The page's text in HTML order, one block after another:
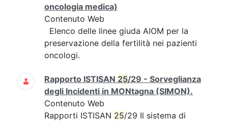
oncologia medica)
Contenuto Web
Elenco delle linee giuda AIOM per la
preservazione della fertilità nei pazienti
oncologi.
Rapporto ISTISAN 25/29 - Sorveglianza
degli Incidenti in MONtagna (SIMON).
Contenuto Web
Rapporti ISTISAN 25/29 Il sistema di